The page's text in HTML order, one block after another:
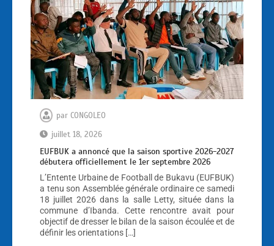
par CONGOLEO
juillet 18, 2026
EUFBUK a annoncé que la saison sportive 2026-2027
débutera officiellement le 1er septembre 2026
L’Entente Urbaine de Football de Bukavu (EUFBUK)
a tenu son Assemblée générale ordinaire ce samedi
18 juillet 2026 dans la salle Letty, située dans la
commune d’Ibanda. Cette rencontre avait pour
objectif de dresser le bilan de la saison écoulée et de
définir les orientations […]